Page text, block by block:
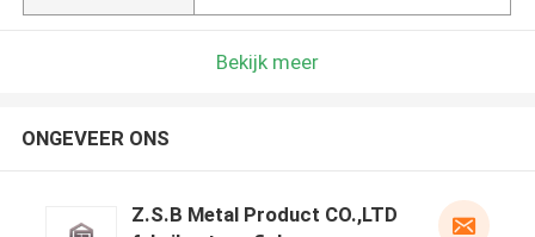
Bekijk meer
ONGEVEER ONS
Z.S.B Metal Product CO.,LTD